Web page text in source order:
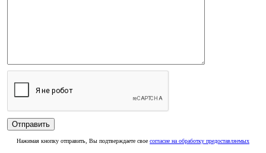
Нажимая кнопку отправить, Вы подтверждаете свое согласие на обработку предоставляемых